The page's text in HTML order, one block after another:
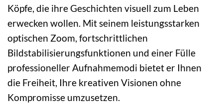
Köpfe, die ihre Geschichten visuell zum Leben
erwecken wollen. Mit seinem leistungsstarken
optischen Zoom, fortschrittlichen
Bildstabilisierungsfunktionen und einer Fülle
professioneller Aufnahmemodi bietet er Ihnen
die Freiheit, Ihre kreativen Visionen ohne
Kompromisse umzusetzen.